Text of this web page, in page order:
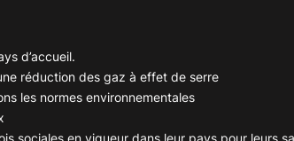
d’accueil.
réduction des gaz à effet de serre
les normes environnementales
sociales en vigueur dans leur pays pour leurs